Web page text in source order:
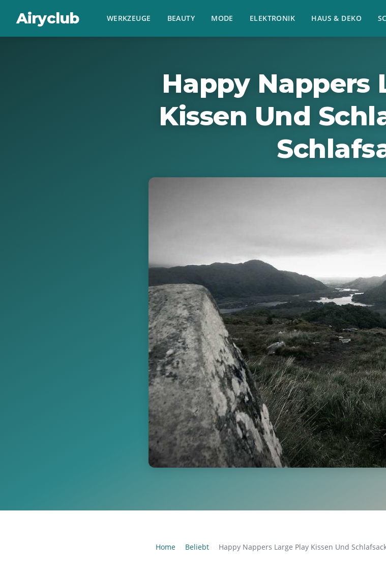
Airyclub WERKZEUGE BEAUTY MODE ELEKTRONIK HAUS & DEKO
Happy Nappers
Kissen Und
Home Beliebt Happy Nappers Large Play Kissen Und